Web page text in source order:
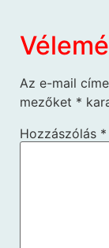
Az e-mail
mezőket *
Hozzászólás *